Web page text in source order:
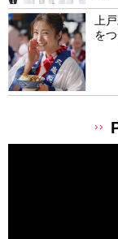
上
を